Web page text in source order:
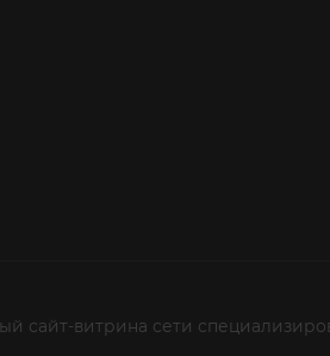
сайт-витрина сети